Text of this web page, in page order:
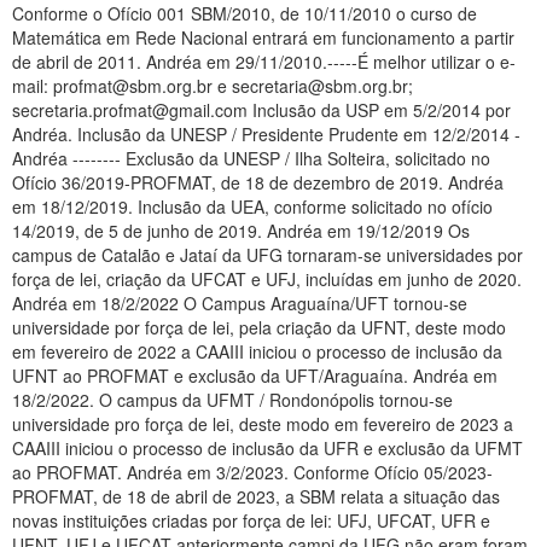
Secretaria-Geral
Gabinete de Segurança Institucional
Advocacia-Geral da União
Banco Central do Brasil
Conforme o Ofício 001 SBM/2010, de 10/11/2010 o curso de
Matemática em Rede Nacional entrará em funcionamento a partir
de abril de 2011. Andréa em 29/11/2010.-----É melhor utilizar o e-
mail: profmat@sbm.org.br e secretaria@sbm.org.br;
secretaria.profmat@gmail.com Inclusão da USP em 5/2/2014 por
Andréa. Inclusão da UNESP / Presidente Prudente em 12/2/2014 -
Andréa -------- Exclusão da UNESP / Ilha Solteira, solicitado no
Ofício 36/2019-PROFMAT, de 18 de dezembro de 2019. Andréa
em 18/12/2019. Inclusão da UEA, conforme solicitado no ofício
14/2019, de 5 de junho de 2019. Andréa em 19/12/2019 Os
campus de Catalão e Jataí da UFG tornaram-se universidades por
força de lei, criação da UFCAT e UFJ, incluídas em junho de 2020.
Andréa em 18/2/2022 O Campus Araguaína/UFT tornou-se
universidade por força de lei, pela criação da UFNT, deste modo
em fevereiro de 2022 a CAAIII iniciou o processo de inclusão da
UFNT ao PROFMAT e exclusão da UFT/Araguaína. Andréa em
18/2/2022. O campus da UFMT / Rondonópolis tornou-se
universidade pro força de lei, deste modo em fevereiro de 2023 a
CAAIII iniciou o processo de inclusão da UFR e exclusão da UFMT
ao PROFMAT. Andréa em 3/2/2023. Conforme Ofício 05/2023-
PROFMAT, de 18 de abril de 2023, a SBM relata a situação das
novas instituições criadas por força de lei: UFJ, UFCAT, UFR e